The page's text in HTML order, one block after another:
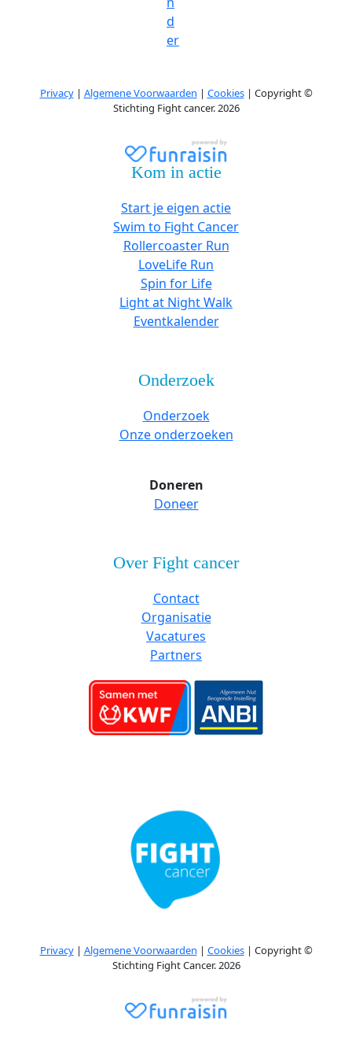
d
er
Privacy| Algemene Voorwaarden | Cookies| Copyright ©
Stichting Fight cancer. 2026
Kom in actie
Start je eigen actie
Swim to Fight Cancer
Rollercoaster Run
LoveLife Run
Spin for Life
Light at Night Walk
Eventkalender
Onderzoek
Onderzoek
Onze onderzoeken
Doneren
Doneer
Over Fight cancer
Contact
Organisatie
Vacatures
Partners
Privacy| Algemene Voorwaarden | Cookies| Copyright ©
Stichting Fight Cancer. 2026